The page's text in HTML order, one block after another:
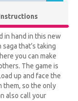
in hand in this new
that’s taking
you can make
The game is
up and face the
them, so the only
also call your